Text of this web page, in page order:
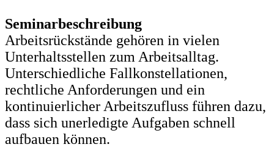
Seminarbeschreibung
Arbeitsrückstände gehören in vielen
Unterhaltsstellen zum Arbeitsalltag.
Unterschiedliche Fallkonstellationen,
rechtliche Anforderungen und ein
kontinuierlicher Arbeitszufluss führen dazu,
dass sich unerledigte Aufgaben schnell
aufbauen können.